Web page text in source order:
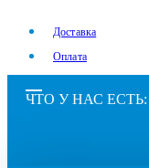
Доставка
Оплата
ЧТО У НАС ЕСТЬ: